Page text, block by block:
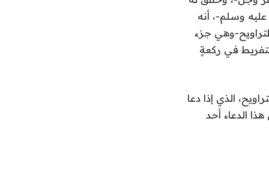
وسلم-، أنه
وهي جزء
في ركعةٍ
الذي إذا دعا
الدعاء أحد